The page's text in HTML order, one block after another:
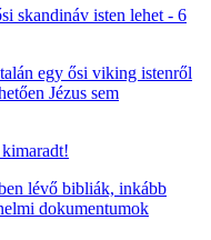
skandináv isten lehet - 6
egy ősi viking istenről
Jézus sem
lévő bibliák, inkább
dokumentumok